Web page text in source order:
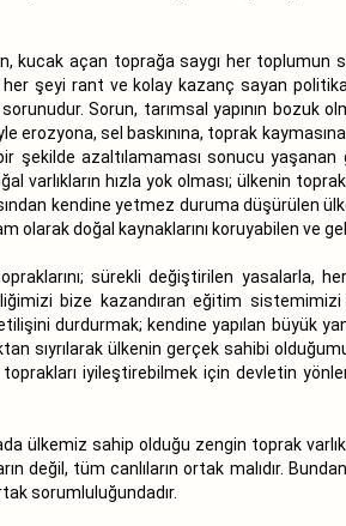
kucak açan toprağa saygı her toplumun
şeyi rant ve kolay kazanç sayan
Sorun, tarımsal yapının bozuk
erozyona, sel baskınına, toprak
şekilde azaltılamaması sonucu
varlıkların hızla yok olması; ülkenin
kendine yetmez duruma düşürülen
doğal kaynaklarını koruyabilen ve
sürekli değiştirilen yasalarla,
bize kazandıran eğitim
durdurmak; kendine yapılan büyük
sıyrılarak ülkenin gerçek sahibi
iyileştirebilmek için devletin
ülkemiz sahip olduğu zengin toprak
değil, tüm canlıların ortak malıdır.
sorumluluğundadır.